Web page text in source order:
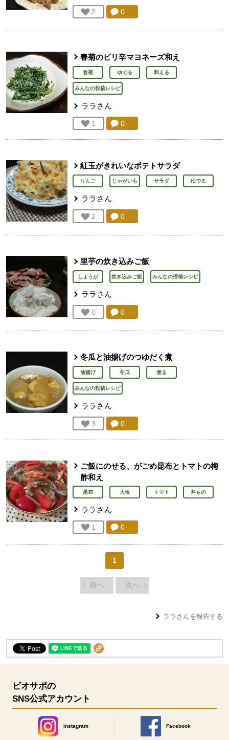
お気に入り登録：
2 人が登録コメント：
0
春菊のピリ辛マヨネーズ和え
春菊 ゆでる 和える
みんなの投稿レシピ
ララ さん
お気に入り登録：
1 人が登録コメント：
0
紅玉がきれいなポテトサラダ
りんご じゃがいも サラダ ゆでる
ララ さん
お気に入り登録：
2 人が登録コメント：
0
里芋の炊き込みご飯
しょうが 炊き込みご飯 みんなの投稿レシピ
ララ さん
お気に入り登録：
0 人が登録コメント：
0
冬瓜と油揚げのつゆだく煮
油揚げ 冬瓜 煮る
みんなの投稿レシピ
ララ さん
お気に入り登録：
3 人が登録コメント：
0
ご飯にのせる、がごめ昆布とトマトの梅
酢和え
昆布 大根 トマト 丼もの
ララ さん
お気に入り登録：
1 人が登録コメント：
0
1
前へ 次へ
ララ さんを報告する
ビオサポの
SNS公式アカウント
Instagram
別のウィンドウで開きます。
Facebook